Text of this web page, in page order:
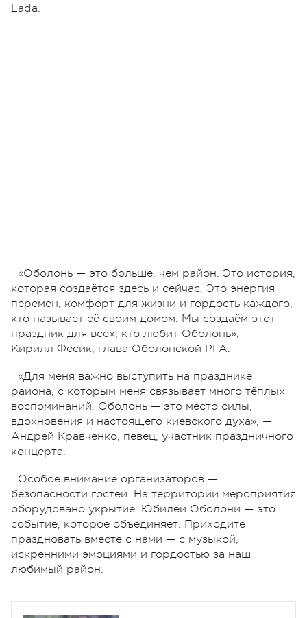
Lada.
«Оболонь — это больше, чем район. Это история,
которая создаётся здесь и сейчас. Это энергия
перемен, комфорт для жизни и гордость каждого,
кто называет её своим домом. Мы создаём этот
праздник для всех, кто любит Оболонь», —
Кирилл Фесик, глава Оболонской РГА.
«Для меня важно выступить на празднике
района, с которым меня связывает много тёплых
воспоминаний. Оболонь — это место силы,
вдохновения и настоящего киевского духа», —
Андрей Кравченко, певец, участник праздничного
концерта.
Особое внимание организаторов —
безопасности гостей. На территории мероприятия
оборудовано укрытие. Юбилей Оболони — это
событие, которое объединяет. Приходите
праздновать вместе с нами — с музыкой,
искренними эмоциями и гордостью за наш
любимый район.